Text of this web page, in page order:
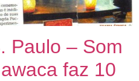
Paulo – Som
faz 10
de
estrada.